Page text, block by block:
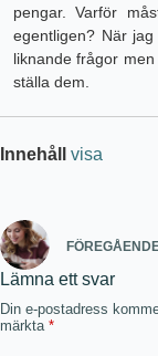
pengar. Varför
egentligen? När
liknande frågor
ställa dem.
Innehåll visa
Lämna ett svar
Din e-postadress
märkta *